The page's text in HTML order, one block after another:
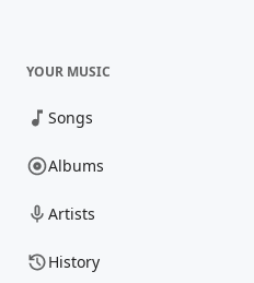
YOUR MUSIC
Songs
Albums
Artists
History